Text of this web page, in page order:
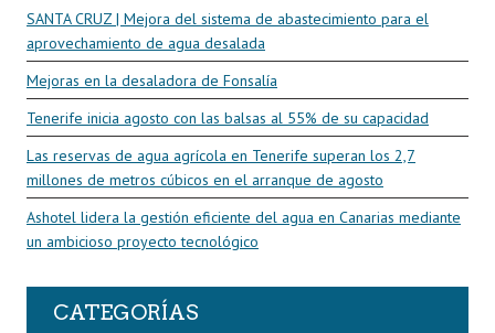
SANTA CRUZ | Mejora del sistema de abastecimiento para el
aprovechamiento de agua desalada
Mejoras en la desaladora de Fonsalía
Tenerife inicia agosto con las balsas al 55% de su capacidad
Las reservas de agua agrícola en Tenerife superan los 2,7
millones de metros cúbicos en el arranque de agosto
Ashotel lidera la gestión eficiente del agua en Canarias mediante
un ambicioso proyecto tecnológico
CATEGORÍAS